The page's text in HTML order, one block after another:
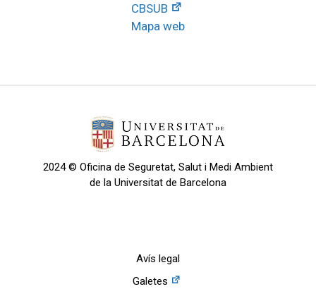
CBSUB
Mapa web
2024 © Oficina de Seguretat, Salut i Medi Ambient
de la Universitat de Barcelona
Avís legal
Galetes